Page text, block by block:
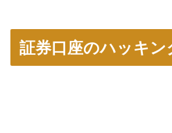
証券口座のハッキン